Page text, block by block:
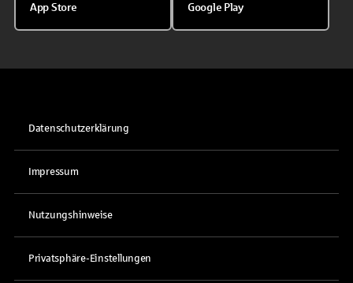
App Store Google Play
Datenschutzerklärung
Impressum
Nutzungshinweise
Privatsphäre-Einstellungen